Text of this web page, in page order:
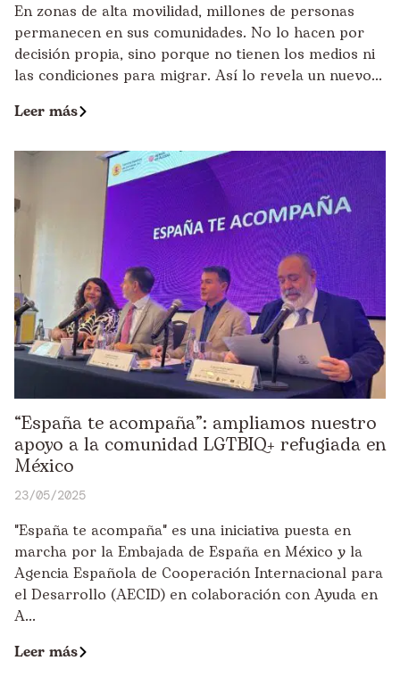
En zonas de alta movilidad, millones de personas
permanecen en sus comunidades. No lo hacen por
decisión propia, sino porque no tienen los medios ni
las condiciones para migrar. Así lo revela un nuevo...
Leer más
“España te acompaña”: ampliamos nuestro
apoyo a la comunidad LGTBIQ+ refugiada en
México
23/05/2025
"España te acompaña" es una iniciativa puesta en
marcha por la Embajada de España en México y la
Agencia Española de Cooperación Internacional para
el Desarrollo (AECID) en colaboración con Ayuda en
A...
Leer más